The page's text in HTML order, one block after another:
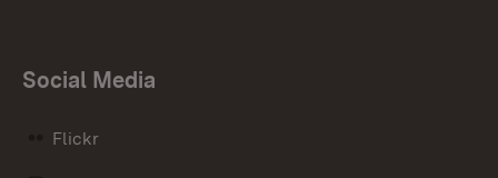
Social Media
Flickr